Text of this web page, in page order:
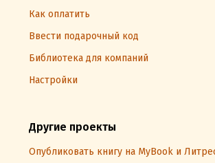
Как оплатить
Ввести подарочный код
Библиотека для компаний
Настройки
Другие проекты
Опубликовать книгу на MyBook и